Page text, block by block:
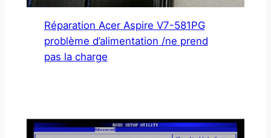
Réparation Acer Aspire V7-581PG
problème d’alimentation /ne prend
pas la charge